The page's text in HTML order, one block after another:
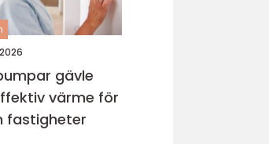
gävle
värme för
fastigheter